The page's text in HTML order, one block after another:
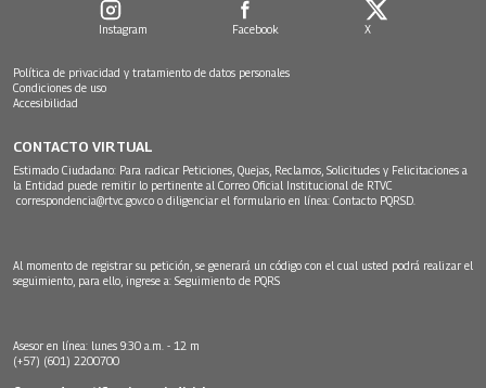
Instagram Facebook X
Política de privacidad y tratamiento de datos personales
Condiciones de uso
Accesibilidad
CONTACTO VIRTUAL
Estimado Ciudadano: Para radicar Peticiones, Quejas, Reclamos, Solicitudes y Felicitaciones a
la Entidad puede remitir lo pertinente al Correo Oficial Institucional de RTVC
correspondencia@rtvc.gov.co o diligenciar el formulario en línea: Contacto PQRSD.
Al momento de registrar su petición, se generará un código con el cual usted podrá realizar el
seguimiento, para ello, ingrese a: Seguimiento de PQRS
Asesor en línea: lunes 9:30 a.m. - 12 m
(+57) (601) 2200700